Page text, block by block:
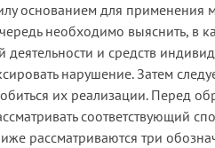
основанием для применения
необходимо выяснить, в
деятельности и средств
нарушение. Затем
их реализации. Перед
соответствующий
рассматриваются три